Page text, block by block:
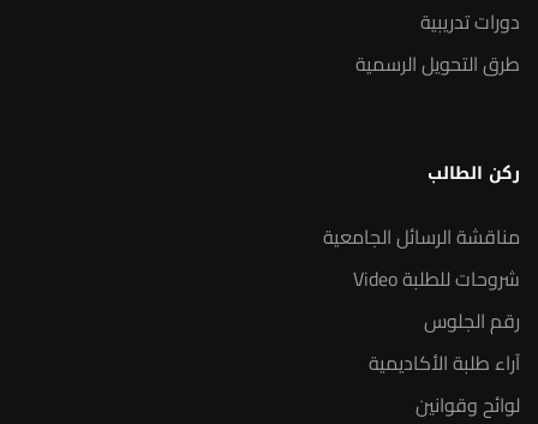
دورات تدريبية
طرق التحويل الرسمية
ركن الطالب
مناقشة الرسائل الجامعية
شروحات للطلبة Video
رقم الجلوس
آراء طلبة الأكاديمية
لوائح وقوانين